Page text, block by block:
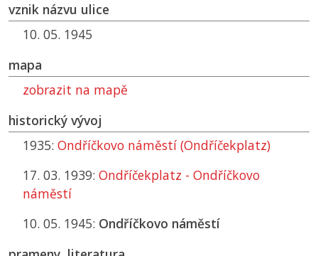
vznik názvu ulice
10. 05. 1945
mapa
zobrazit na mapě
historický vývoj
1935: Ondříčkovo náměstí (Ondříčekplatz)
17. 03. 1939: Ondříčekplatz - Ondříčkovo
náměstí
10. 05. 1945: Ondříčkovo náměstí